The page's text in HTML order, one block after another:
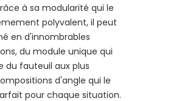
à sa modularité qui le
polyvalent, il peut
en d'innombrables
du module unique qui
du fauteuil aux plus
d'angle qui le
pour chaque situation.